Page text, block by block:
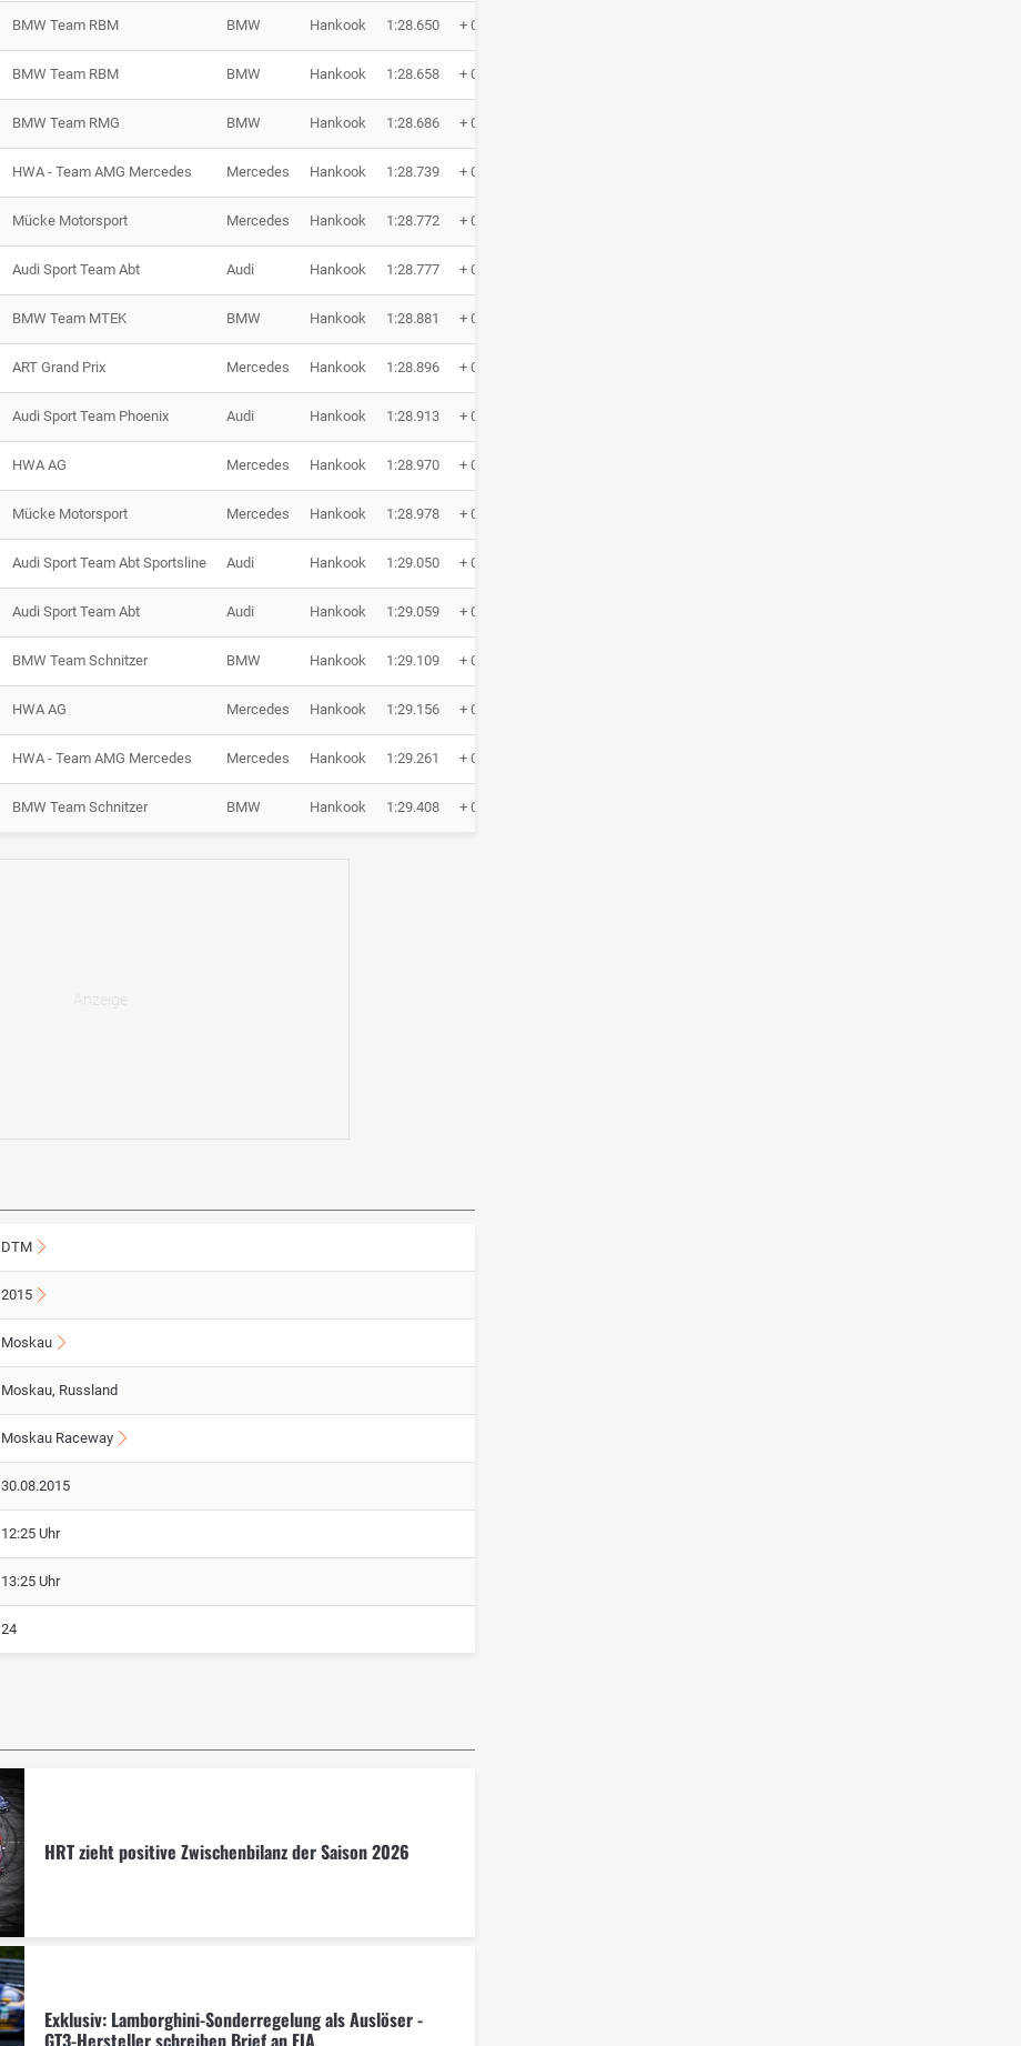
BMW Team RBM BMW Hankook 1:28.650 + 0.110
BMW Team RBM BMW Hankook 1:28.658 + 0.118
BMW Team RMG BMW Hankook 1:28.686 + 0.146
HWA - Team AMG Mercedes Mercedes Hankook 1:28.739 + 0.199
Mücke Motorsport Mercedes Hankook 1:28.772 + 0.232
Audi Sport Team Abt Audi Hankook 1:28.777 + 0.237
BMW Team MTEK BMW Hankook 1:28.881 + 0.341
ART Grand Prix Mercedes Hankook 1:28.896 + 0.356
Audi Sport Team Phoenix Audi Hankook 1:28.913 + 0.373
HWA AG Mercedes Hankook 1:28.970 + 0.430
Mücke Motorsport Mercedes Hankook 1:28.978 + 0.438
Audi Sport Team Abt Sportsline Audi Hankook 1:29.050 + 0.510
Audi Sport Team Abt Audi Hankook 1:29.059 + 0.519
BMW Team Schnitzer BMW Hankook 1:29.109 + 0.569
HWA AG Mercedes Hankook 1:29.156 + 0.616
HWA - Team AMG Mercedes Mercedes Hankook 1:29.261 + 0.721
BMW Team Schnitzer BMW Hankook 1:29.408 + 0.868
DTM
2015
Moskau
Moskau, Russland
Moskau Raceway
30.08.2015
12:25 Uhr
13:25 Uhr
24
HRT zieht positive Zwischenbilanz der Saison 2026
Exklusiv: Lamborghini-Sonderregelung als Auslöser -
GT3-Hersteller schreiben Brief an FIA